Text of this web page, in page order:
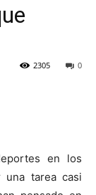
0
2305
en los
tarea casi